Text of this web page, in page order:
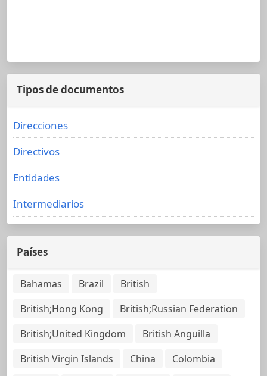
Tipos de documentos
Direcciones
Directivos
Entidades
Intermediarios
Países
Bahamas Brazil
British
British;Hong Kong
British;Russian Federation
British;United Kingdom
British Anguilla
British Virgin Islands
China
Colombia